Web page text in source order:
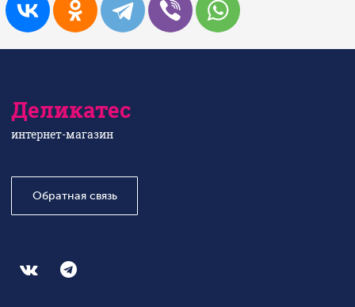
Деликатес
интернет-магазин
Обратная связь